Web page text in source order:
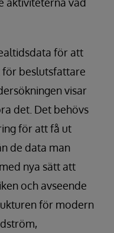
för att
för beslutsfattare
visar
det. Det behövs
för att få ut
de data man
nya sätt att
och avseende
för modern